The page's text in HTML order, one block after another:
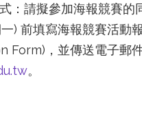
：請擬參加海報競賽的
) 前填寫海報競賽活動
Form)，並傳送電子郵
。